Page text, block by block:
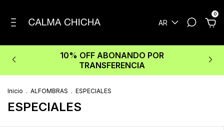
AR
0
10% OFF ABONANDO POR
TRANSFERENCIA
Inicio . ALFOMBRAS . ESPECIALES
ESPECIALES